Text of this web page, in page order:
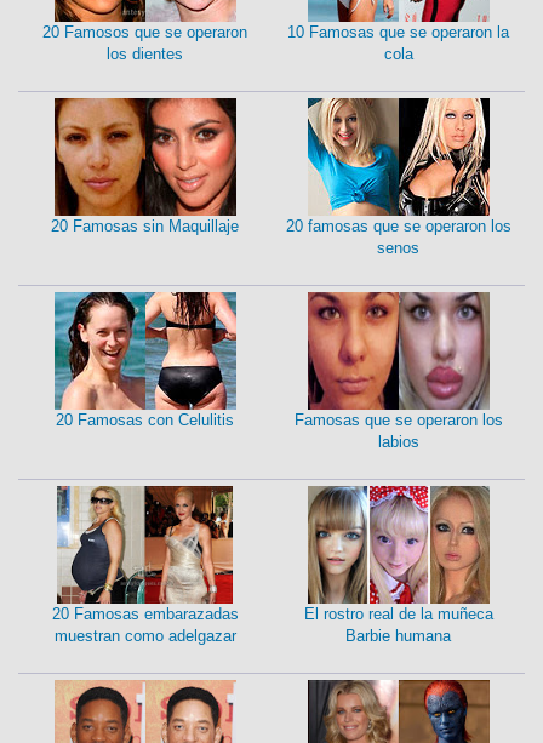
20 Famosos que se operaron
los dientes
10 Famosas que se operaron la
cola
20 Famosas sin Maquillaje
20 famosas que se operaron los
senos
20 Famosas con Celulitis
Famosas que se operaron los
labios
20 Famosas embarazadas
muestran como adelgazar
El rostro real de la muñeca
Barbie humana